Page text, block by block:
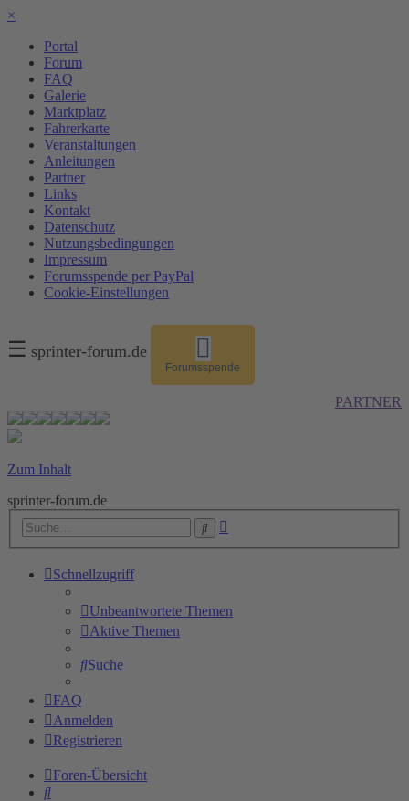
×
Portal
Forum
FAQ
Galerie
Marktplatz
Fahrerkarte
Veranstaltungen
Anleitungen
Partner
Links
Kontakt
Datenschutz
Nutzungsbedingungen
Impressum
Forumsspende per PayPal
Cookie-Einstellungen
☰ sprinter-forum.de
Forumsspende
PARTNER
Zum Inhalt
sprinter-forum.de
Suche
Schnellzugriff
Unbeantwortete Themen
Aktive Themen
Suche
FAQ
Anmelden
Registrieren
Foren-Übersicht
Suche